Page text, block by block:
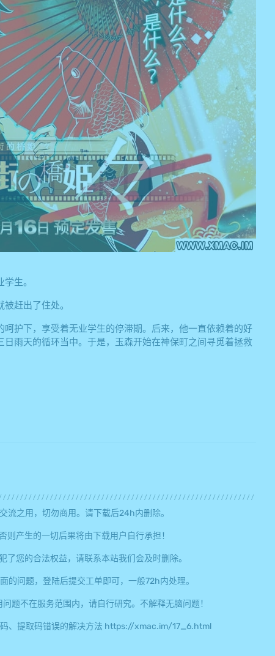
生。
赶出了住处。
护下，享受着无业学生的停滞期。后来，他一直依赖着的好
雨天的循环当中。于是，玉森开始在神保町之间寻觅着拯救
流之用，切勿商用。请下载后24h内删除。
产生的一切后果将由下载用户自行承担！
您的合法权益，请联系本站我们会及时删除。
的问题，登陆后提交工单即可，一般72h内处理。
题不在服务范围内，请自行研究。不解释无脑问题！
、提取码错误的解决方法 https://xmac.im/17_6.html